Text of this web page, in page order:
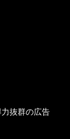
抜群の広告